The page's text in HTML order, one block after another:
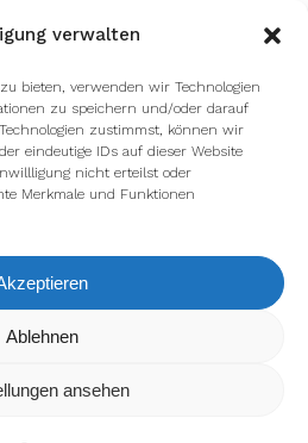
verwalten
bieten, verwenden wir Technologien
zu speichern und/oder darauf
zustimmst, können wir
eindeutige IDs auf dieser Website
nicht erteilst oder
Merkmale und Funktionen
Ablehnen
ansehen
dir die bestmögliche Erfahrung auf
du erfahren, welche Cookies wir